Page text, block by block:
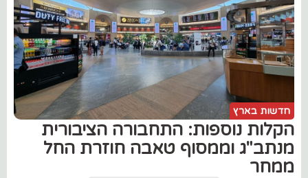
חדשות בארץ
הקלות נוספות: התחבורה הציבורית
מנתב"ג וממסוף טאבה חוזרת החל
ממחר